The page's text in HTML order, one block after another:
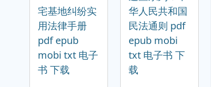
宅基地纠纷实
用法律手册
pdf epub
mobi txt 电子
书 下载
华人民共和国
民法通则 pdf
epub mobi
txt 电子书 下
载